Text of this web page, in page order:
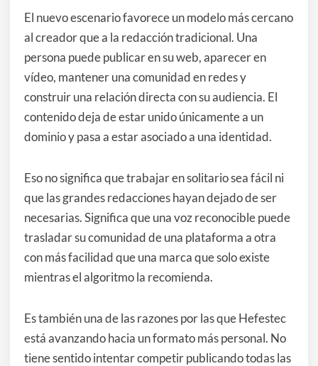
El nuevo escenario favorece un modelo más cercano
al creador que a la redacción tradicional. Una
persona puede publicar en su web, aparecer en
vídeo, mantener una comunidad en redes y
construir una relación directa con su audiencia. El
contenido deja de estar unido únicamente a un
dominio y pasa a estar asociado a una identidad.
Eso no significa que trabajar en solitario sea fácil ni
que las grandes redacciones hayan dejado de ser
necesarias. Significa que una voz reconocible puede
trasladar su comunidad de una plataforma a otra
con más facilidad que una marca que solo existe
mientras el algoritmo la recomienda.
Es también una de las razones por las que Hefestec
está avanzando hacia un formato más personal. No
tiene sentido intentar competir publicando todas las